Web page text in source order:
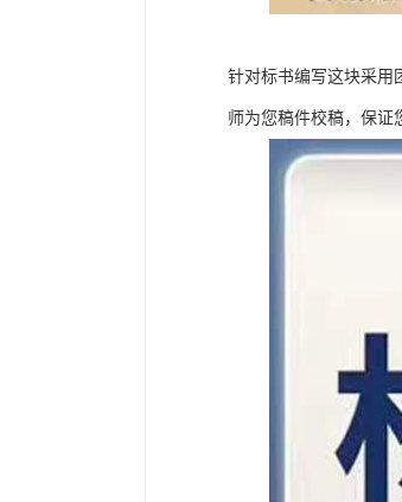
针对标书编写这块采用
师为您稿件校稿，保证